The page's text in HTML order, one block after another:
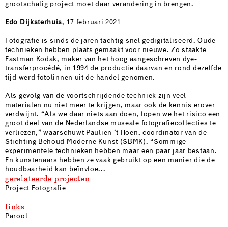
grootschalig project moet daar verandering in brengen.
Edo Dijksterhuis, 17 februari 2021
Fotografie is sinds de jaren tachtig snel gedigitaliseerd. Oude
technieken hebben plaats gemaakt voor nieuwe. Zo staakte
Eastman Kodak, maker van het hoog aangeschreven dye-
transferprocédé, in 1994 de productie daarvan en rond dezelfde
tijd werd fotolinnen uit de handel genomen.
Als gevolg van de voortschrijdende techniek zijn veel
materialen nu niet meer te krijgen, maar ook de kennis erover
verdwijnt. “Als we daar niets aan doen, lopen we het risico een
groot deel van de Nederlandse museale fotografiecollecties te
verliezen,” waarschuwt Paulien ’t Hoen, coördinator van de
Stichting Behoud Moderne Kunst (SBMK). “Sommige
experimentele technieken hebben maar een paar jaar bestaan.
En kunstenaars hebben ze vaak gebruikt op een manier die de
houdbaarheid kan beïnvloe...
gerelateerde projecten
Project Fotografie
links
Parool